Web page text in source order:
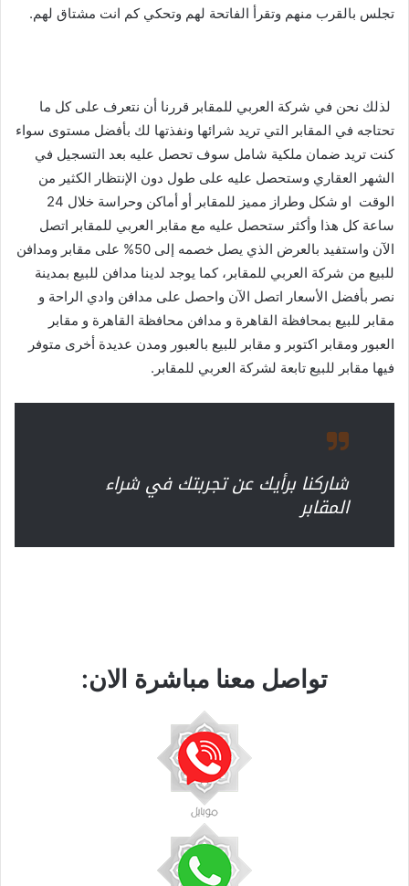
تجلس بالقرب منهم وتقرأ الفاتحة لهم وتحكي كم انت مشتاق لهم.
لذلك نحن في شركة العربي للمقابر قررنا أن نتعرف على كل ما
تحتاجه في المقابر التي تريد شرائها ونفذتها لك بأفضل مستوى سواء
كنت تريد ضمان ملكية شامل سوف تحصل عليه بعد التسجيل في
الشهر العقاري وستحصل عليه على طول دون الإنتظار الكثير من
الوقت او شكل وطراز مميز للمقابر أو أماكن وحراسة خلال 24
ساعة كل هذا وأكثر ستحصل عليه مع مقابر العربي للمقابر اتصل
الآن واستفيد بالعرض الذي يصل خصمه إلى 50% على مقابر ومدافن
للبيع من شركة العربي للمقابر، كما يوجد لدينا مدافن للبيع بمدينة
نصر بأفضل الأسعار اتصل الآن واحصل على مدافن وادي الراحة و
مقابر للبيع بمحافظة القاهرة و مدافن محافظة القاهرة و مقابر
العبور ومقابر اكتوبر و مقابر للبيع بالعبور ومدن عديدة أخرى متوفر
فيها مقابر للبيع تابعة لشركة العربي للمقابر.
شاركنا برأيك عن تجربتك في شراء
المقابر
تواصل معنا مباشرة الان: